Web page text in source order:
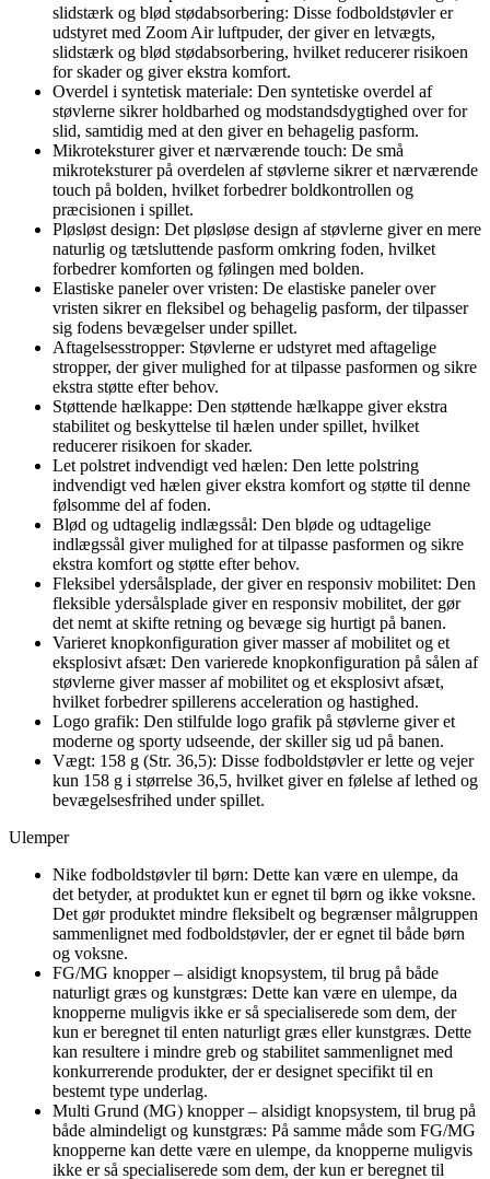
slidstærk og blød stødabsorbering: Disse fodboldstøvler er
udstyret med Zoom Air luftpuder, der giver en letvægts,
slidstærk og blød stødabsorbering, hvilket reducerer risikoen
for skader og giver ekstra komfort.
Overdel i syntetisk materiale: Den syntetiske overdel af
støvlerne sikrer holdbarhed og modstandsdygtighed over for
slid, samtidig med at den giver en behagelig pasform.
Mikroteksturer giver et nærværende touch: De små
mikroteksturer på overdelen af støvlerne sikrer et nærværende
touch på bolden, hvilket forbedrer boldkontrollen og
præcisionen i spillet.
Pløsløst design: Det pløsløse design af støvlerne giver en mere
naturlig og tætsluttende pasform omkring foden, hvilket
forbedrer komforten og følingen med bolden.
Elastiske paneler over vristen: De elastiske paneler over
vristen sikrer en fleksibel og behagelig pasform, der tilpasser
sig fodens bevægelser under spillet.
Aftagelsesstropper: Støvlerne er udstyret med aftagelige
stropper, der giver mulighed for at tilpasse pasformen og sikre
ekstra støtte efter behov.
Støttende hælkappe: Den støttende hælkappe giver ekstra
stabilitet og beskyttelse til hælen under spillet, hvilket
reducerer risikoen for skader.
Let polstret indvendigt ved hælen: Den lette polstring
indvendigt ved hælen giver ekstra komfort og støtte til denne
følsomme del af foden.
Blød og udtagelig indlægssål: Den bløde og udtagelige
indlægssål giver mulighed for at tilpasse pasformen og sikre
ekstra komfort og støtte efter behov.
Fleksibel ydersålsplade, der giver en responsiv mobilitet: Den
fleksible ydersålsplade giver en responsiv mobilitet, der gør
det nemt at skifte retning og bevæge sig hurtigt på banen.
Varieret knopkonfiguration giver masser af mobilitet og et
eksplosivt afsæt: Den varierede knopkonfiguration på sålen af
støvlerne giver masser af mobilitet og et eksplosivt afsæt,
hvilket forbedrer spillerens acceleration og hastighed.
Logo grafik: Den stilfulde logo grafik på støvlerne giver et
moderne og sporty udseende, der skiller sig ud på banen.
Vægt: 158 g (Str. 36,5): Disse fodboldstøvler er lette og vejer
kun 158 g i størrelse 36,5, hvilket giver en følelse af lethed og
bevægelsesfrihed under spillet.
Ulemper
Nike fodboldstøvler til børn: Dette kan være en ulempe, da
det betyder, at produktet kun er egnet til børn og ikke voksne.
Det gør produktet mindre fleksibelt og begrænser målgruppen
sammenlignet med fodboldstøvler, der er egnet til både børn
og voksne.
FG/MG knopper – alsidigt knopsystem, til brug på både
naturligt græs og kunstgræs: Dette kan være en ulempe, da
knopperne muligvis ikke er så specialiserede som dem, der
kun er beregnet til enten naturligt græs eller kunstgræs. Dette
kan resultere i mindre greb og stabilitet sammenlignet med
konkurrerende produkter, der er designet specifikt til en
bestemt type underlag.
Multi Grund (MG) knopper – alsidigt knopsystem, til brug på
både almindeligt og kunstgræs: På samme måde som FG/MG
knopperne kan dette være en ulempe, da knopperne muligvis
ikke er så specialiserede som dem, der kun er beregnet til